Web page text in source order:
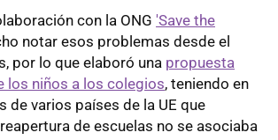
con la ONG 'Save the
notar esos problemas desde el
por lo que elaboró una propuesta
los niños a los colegios, teniendo en
de varios países de la UE que
de escuelas no se asociaba